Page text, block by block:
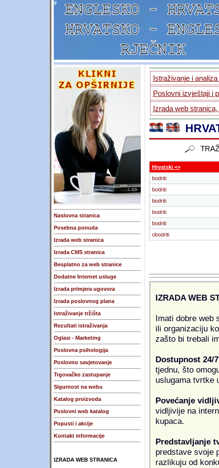
#
Naslovna stranica
Posebna ponuda
Izrada web stranica
Izrada CMS stranica
Besplatno za web stranice
Dodatne Internet usluge
Izrada primjera ugovora
Izrada poslovnog plana
Istraživanje tržišta
Rezultati istraživanja
Oglasi - Marketing
Poslovna psihologija
Poslovno savjetovanje
Trgovačko zastupanje
Sigurnost na webu
Katalog proizvoda
Poslovni web katalog
Popusti i akcije
Kontakt informacije
IZRADA WEB STRANICA
Istraživanje i
Poslovni izvještaji i
Izrada web
Hrvatski <>
bodriti
bodriti
bodriti
bodriti
bodriti
obodriti
IZRADA WEB
Imati dobre web
ili organizaciju
zašto bi trebali
Dostupnost 24/7
tjednu, što
uslugama tvrtke
Povećanje
vidljivije na
kupaca.
Predstavljanje
predstave svoje
razlikuju od